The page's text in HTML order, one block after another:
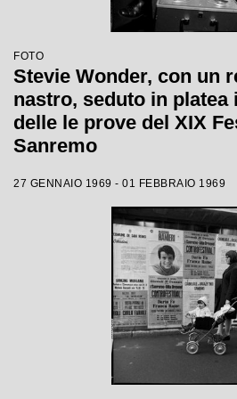
FOTO
Stevie Wonder, con un
nastro, seduto in platea
delle le prove del XIX
Sanremo
27 GENNAIO 1969 - 01 FEBBRAIO 1969